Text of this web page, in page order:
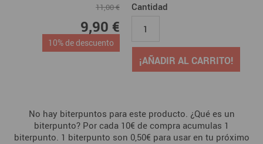
11,00 €
9,90 €
10% de descuento
Cantidad
¡AÑADIR AL CARRITO!
No hay biterpuntos para este producto. ¿Qué es un
biterpunto? Por cada 10€ de compra acumulas 1
biterpunto. 1 biterpunto son 0,50€ para usar en tu próximo